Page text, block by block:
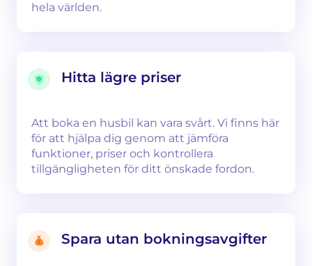
hela världen.
Hitta lägre priser
Att boka en husbil kan vara svårt. Vi finns här
för att hjälpa dig genom att jämföra
funktioner, priser och kontrollera
tillgängligheten för ditt önskade fordon.
Spara utan bokningsavgifter